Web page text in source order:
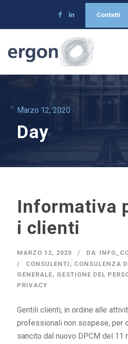
Contatti
Marzo 12, 2020
Day
Informativa
i clienti
MARZO 12, 2020 DA
CONSULENTI , CONSULENZA
GENERALE, GESTIONE DEL
PRIVACY
Gentili clienti, in ordine alle
professionali non sospese, per
sancito dal nuovo DPCM del 11